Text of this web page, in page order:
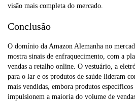
visão mais completa do mercado.
Conclusão
O domínio da Amazon Alemanha no
mostra sinais de enfraquecimento, com a
vendas a retalho online. O vestuário, a
para o lar e os produtos de saúde lideram
mais vendidas, embora produtos específicos
impulsionem a maioria do volume de